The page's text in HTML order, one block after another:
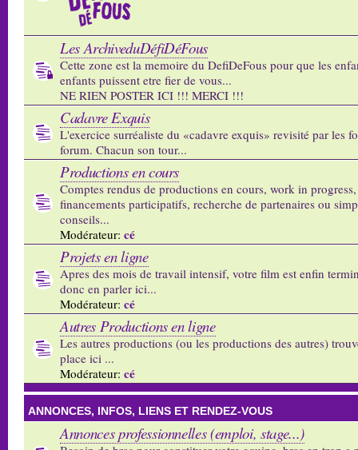
Les ArchiveduDéfiDéFous
Cette zone est la memoire du DefiDeFous pour que les
enfants puissent etre fier de vous...
NE RIEN POSTER ICI !!! MERCI !!!
Cadavre Exquis
L'exercice surréaliste du «cadavre exquis» revisité par les
forum. Chacun son tour...
Productions en cours
Comptes rendus de productions en cours, work in
financements participatifs, recherche de partenaires ou
conseils...
Modérateur: cé
Projets en ligne
Apres des mois de travail intensif, votre film est enfin
donc en parler ici...
Modérateur: cé
Autres Productions en ligne
Les autres productions (ou les productions des autres)
place ici ...
Modérateur: cé
ANNONCES, INFOS, LIENS ET RENDEZ-VOUS
Annonces professionnelles (emploi, stage...)